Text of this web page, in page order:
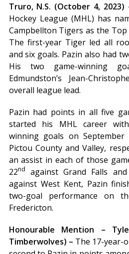
Truro, N.S. (October 4, 2023)
Hockey League (MHL) has
Campbellton Tigers as the
The first-year Tiger led all
and six goals. Pazin also had
His two game-winning
Edmundston’s Jean-
overall league lead.
Pazin had points in all five
started his MHL career
winning goals on September
Pictou County and Valley,
an assist in each of those
22nd against Grand Falls
against West Kent, Pazin
two-goal performance on
Fredericton.
Honourable Mention –
Timberwolves) – The 17-year-